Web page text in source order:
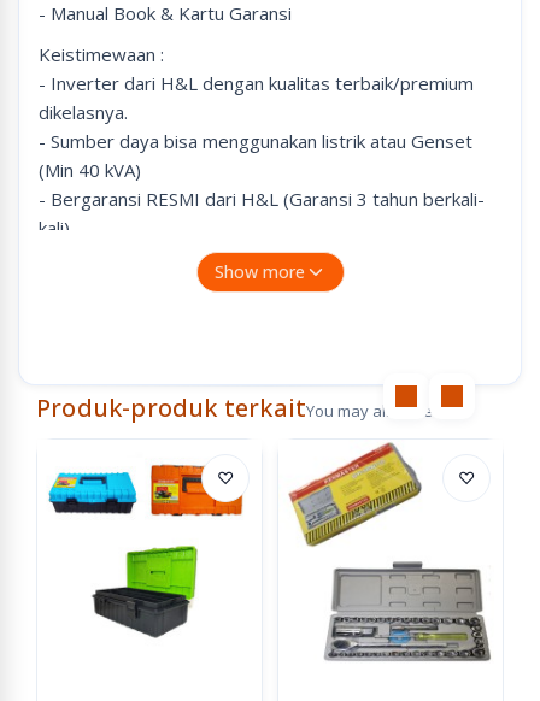
- Manual Book & Kartu Garansi
Keistimewaan :
- Inverter dari H&L dengan kualitas terbaik/premium
dikelasnya.
- Sumber daya bisa menggunakan listrik atau Genset
(Min 40 kVA)
- Bergaransi RESMI dari H&L (Garansi 3 tahun berkali-
kali)
- MADE FOR INDUSTRIAL USE.
Show more
Produk-produk terkaitYou may also like
♡ ♡